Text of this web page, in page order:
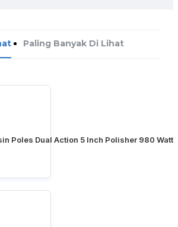
Paling Banyak Di Lihat
Poles Dual Action 5 Inch Polisher 980 Watt